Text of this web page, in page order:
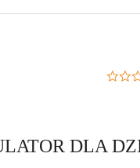
DLA